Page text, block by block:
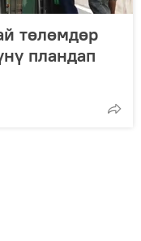
төлөмдөр
пландап